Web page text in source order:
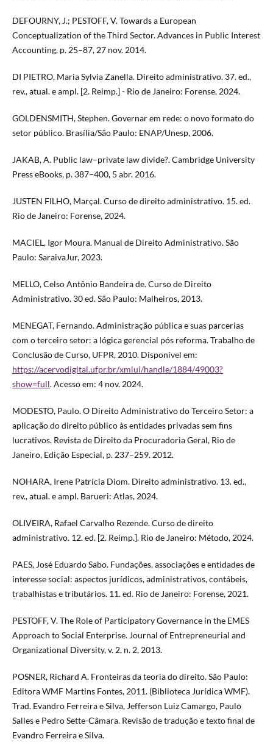
DEFOURNY, J.; PESTOFF, V. Towards a European
Conceptualization of the Third Sector. Advances in Public Interest
Accounting, p. 25–87, 27 nov. 2014.
DI PIETRO, Maria Sylvia Zanella. Direito administrativo. 37. ed.,
rev., atual. e ampl. [2. Reimp.] - Rio de Janeiro: Forense, 2024.
GOLDENSMITH, Stephen. Governar em rede: o novo formato do
setor público. Brasília/São Paulo: ENAP/Unesp, 2006.
JAKAB, A. Public law–private law divide?. Cambridge University
Press eBooks, p. 387–400, 5 abr. 2016.
JUSTEN FILHO, Marçal. Curso de direito administrativo. 15. ed.
Rio de Janeiro: Forense, 2024.
MACIEL, Igor Moura. Manual de Direito Administrativo. São
Paulo: SaraivaJur, 2023.
MELLO, Celso Antônio Bandeira de. Curso de Direito
Administrativo. 30 ed. São Paulo: Malheiros, 2013.
MENEGAT, Fernando. Administração pública e suas parcerias
com o terceiro setor: a lógica gerencial pós reforma. Trabalho de
Conclusão de Curso, UFPR, 2010. Disponível em:
https://acervodigital.ufpr.br/xmlui/handle/1884/49003?
show=full. Acesso em: 4 nov. 2024.
MODESTO, Paulo. O Direito Administrativo do Terceiro Setor: a
aplicação do direito público às entidades privadas sem fins
lucrativos. Revista de Direito da Procuradoria Geral, Rio de
Janeiro, Edição Especial, p. 237–259. 2012.
NOHARA, Irene Patrícia Diom. Direito administrativo. 13. ed.,
rev., atual. e ampl. Barueri: Atlas, 2024.
OLIVEIRA, Rafael Carvalho Rezende. Curso de direito
administrativo. 12. ed. [2. Reimp.]. Rio de Janeiro: Método, 2024.
‌PAES, José Eduardo Sabo. Fundações, associações e entidades de
interesse social: aspectos jurídicos, administrativos, contábeis,
trabalhistas e tributários. 11. ed. Rio de Janeiro: Forense, 2021.
PESTOFF, V. The Role of Participatory Governance in the EMES
Approach to Social Enterprise. Journal of Entrepreneurial and
Organizational Diversity, v. 2, n. 2, 2013.
POSNER, Richard A. Fronteiras da teoria do direito. São Paulo:
Editora WMF Martins Fontes, 2011. (Biblioteca Jurídica WMF).
Trad. Evandro Ferreira e Silva, Jefferson Luiz Camargo, Paulo
Salles e Pedro Sette-Câmara. Revisão de tradução e texto final de
Evandro Ferreira e Silva.